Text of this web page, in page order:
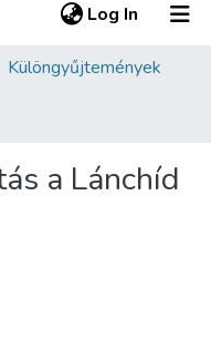
Log In (current)
Különgyűjtemények
a Lánchíd